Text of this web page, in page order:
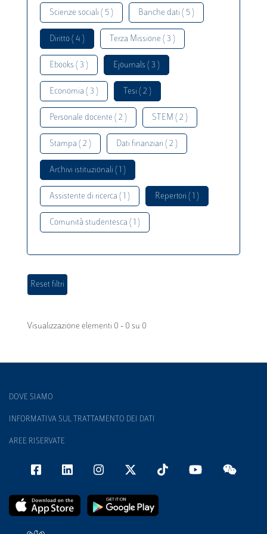
Scienze sociali ( 5 ) Banche dati ( 5 )
Diritto ( 4 ) Terza Missione ( 3 )
Ebooks ( 3 ) Ejournals ( 3 )
Economia ( 3 ) Tesi ( 2 )
Personale docente ( 2 ) STEM ( 2 )
Stampa ( 2 ) Dati finanziari ( 2 )
Archivi istituzionali ( 1 )
Assistente di ricerca ( 1 ) Repertori ( 1 )
Comunità studentesca ( 1 )
Visualizzazione elementi 0 - 0 su 0
DOVE SIAMO
INFORMATIVA SUL TRATTAMENTO DEI DATI
AREE RISERVATE